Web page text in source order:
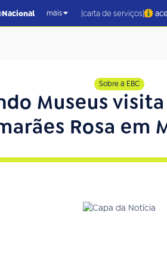
Nacional mais |carta de serviços|
Sobre a EBC
Museus
Rosa em